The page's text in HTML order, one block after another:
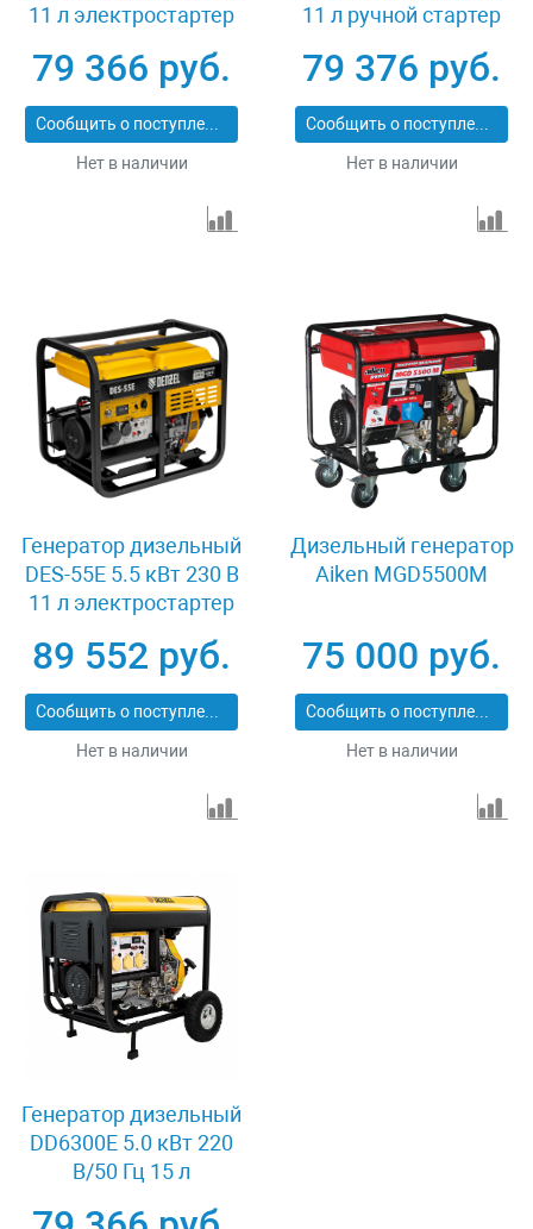
11 л электростартер
79 366 руб.
Сообщить о поступлении
Нет в наличии
11 л ручной стартер
79 376 руб.
Сообщить о поступлении
Нет в наличии
Генератор дизельный
DES-55E 5.5 кВт 230 В
11 л электростартер
89 552 руб.
Сообщить о поступлении
Нет в наличии
Дизельный генератор
Aiken MGD5500M
75 000 руб.
Сообщить о поступлении
Нет в наличии
Генератор дизельный
DD6300Е 5.0 кВт 220
В/50 Гц 15 л